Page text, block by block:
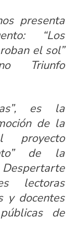
presenta
“Los
el sol”
Triunfo
es la
de la
proyecto
de la
lectoras
y docentes
de